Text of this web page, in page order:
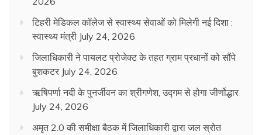
टिहरी मेडिकल कॉलेज से स्वास्थ्य सेवाओं को मिलेगी नई दिशा :
स्वास्थ्य मंत्री July 24, 2026
जिलाधिकारी ने पायलट प्रोजेक्ट के तहत ग्राम प्रधानों को सौंपे
बुशकटर July 24, 2026
ऋषिपर्णा नदी के पुनर्जीवन का श्रीगणेश, उद्गम से होगा जीर्णोद्धार
July 24, 2026
अमृत 2.0 की समीक्षा बैठक में जिलाधिकारी द्वारा जल स्रोत